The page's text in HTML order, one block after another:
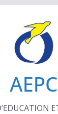
AEPC